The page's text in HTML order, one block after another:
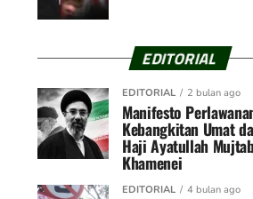
EDITORIAL
EDITORIAL 2 bulan ago
Manifesto
Kebangkitan Umat
Haji Ayatullah
Khamenei
EDITORIAL 4 bulan ago